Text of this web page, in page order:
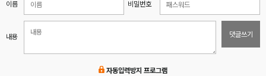
이름 비밀번호
내용 댓글쓰기
자동입력방지 프로그램